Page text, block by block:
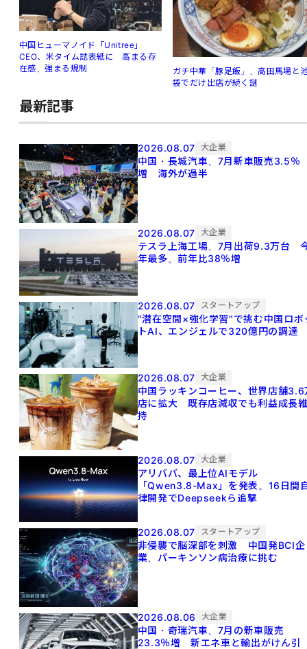
中国ヒューマノイド「Unitree」
CEO、米タイム誌表紙に 高まる存
在感、強まる規制
ガチ中華「豚足飯」、高田馬場と
袋でだけ出店が続く謎
最新記事
2026.08.07 大企業
中国・長城汽車、7月新車販売3.5％
増 海外が過半
2026.08.07 大企業
テスラ上海工場、7月出荷9.3万台
年最多、前年比38％増
2026.08.07 スタートアップ
"潜在空間×強化学習"で挑む中国ロボ
トAI、エンジェルで320億円の調達
2026.08.07 大企業
中国ラッキンコーヒー、世界店舗3.6
店に拡大 既存店減収でも利益成長
持
2026.08.07 大企業
アリババ、最上位AIモデル
「Qwen3.8-Max」を発表。16日間
律開発でDeepseekら追撃
2026.08.07 スタートアップ
非侵襲で脳深部を刺激 中国発BCI企
業、パーキンソン病治療に挑む
2026.08.06 大企業
中国・奇瑞汽車、7月の新車販売
23.3％増 新エネ車と輸出がけん引